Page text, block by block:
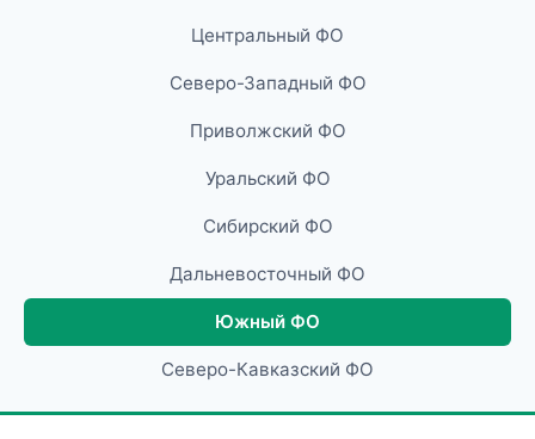
Центральный ФО
Северо-Западный ФО
Приволжский ФО
Уральский ФО
Сибирский ФО
Дальневосточный ФО
Южный ФО
Северо-Кавказский ФО